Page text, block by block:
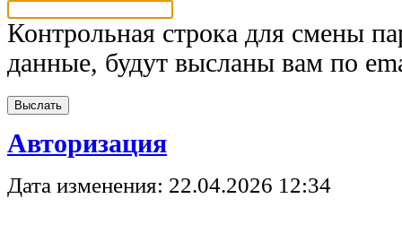
Контрольная строка для смены
данные, будут высланы вам по
Авторизация
Дата изменения: 22.04.2026 12:34